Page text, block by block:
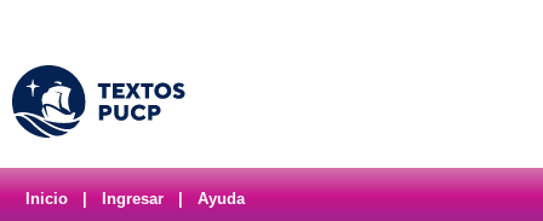
Inicio Ingresar Ayuda